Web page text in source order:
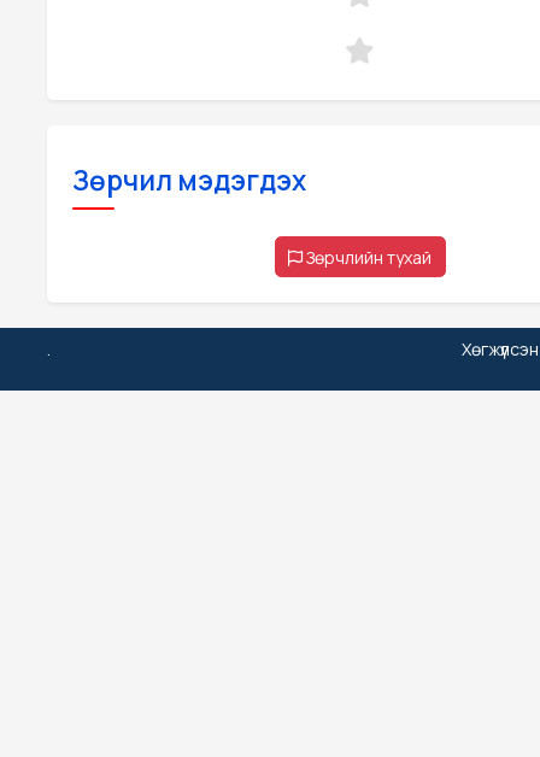
Зөрчил мэдэгдэх
Зөрчлийн тухай
.